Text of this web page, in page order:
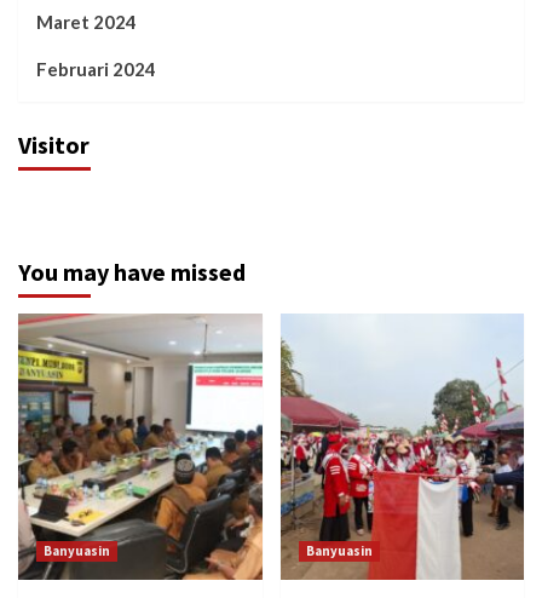
Maret 2024
Februari 2024
Visitor
You may have missed
Banyuasin Banyuasin